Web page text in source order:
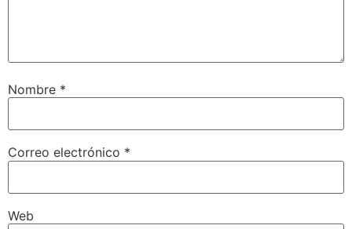
Nombre *
Correo electrónico *
Web